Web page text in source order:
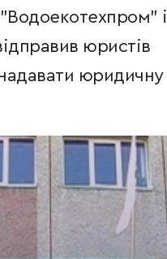
і
юристів
юридичну